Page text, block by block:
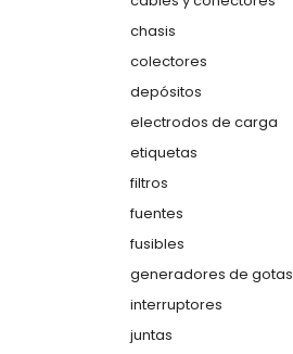
chasis
colectores
depósitos
electrodos de carga
etiquetas
filtros
fuentes
fusibles
generadores de gotas
interruptores
juntas